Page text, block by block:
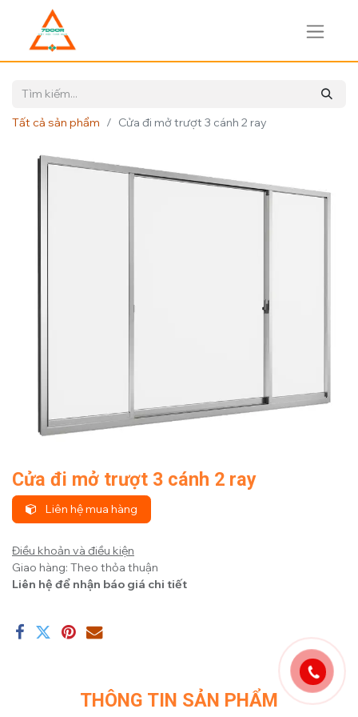
Tất cả sản phẩm Cửa đi mở trượt 3 cánh 2 ray
Cửa đi mở trượt 3 cánh 2 ray
Liên hệ mua hàng
Điều khoản và điều kiện
Giao hàng: Theo thỏa thuận
Liên hệ để nhận báo giá chi tiết
THÔNG TIN SẢN PHẨM